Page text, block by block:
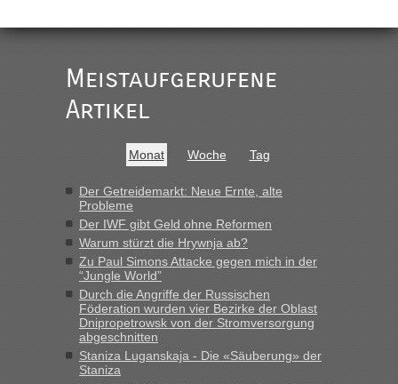
Ist korrekt, aber ich finde man hätte trotzdem im Text gleich
darauf hinweisen können.
War aber nicht "böse" gemeint ...
buchbar - warum auch immer ...
Hab´s versucht - bekomme aber immer angezeigt "auf dieser
Strecke fahren wir nicht"
inBerichte und Reisetipps • Re: Mit dem Zug in
die Ukraine
„Man sollte aber explizit dazu schreiben, daß es ein Zug von
LeoExpress ist - und nur auf deren Webseite kann man die
Fahrkarten kaufen. Zumindest ist es die erste Umsteigefreie
Verbindung von Deutschland...“
Meistaufgerufene
Artikel
Monat Woche Tag
Der Getreidemarkt: Neue Ernte, alte
Probleme
Der IWF gibt Geld ohne Reformen
Warum stürzt die Hrywnja ab?
Zu Paul Simons Attacke gegen mich in der
“Jungle World”
Durch die Angriffe der Russischen
Föderation wurden vier Bezirke der Oblast
Dnipropetrowsk von der Stromversorgung
abgeschnitten
Staniza Luganskaja - Die «Säuberung» der
Staniza